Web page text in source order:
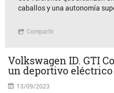
caballos y una autonomía
Compartir
Volkswagen ID. GTI
un deportivo eléctrico
13/09/2023